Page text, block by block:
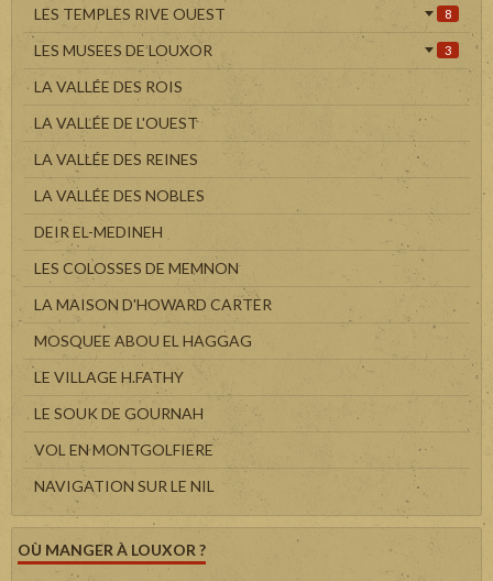
LES TEMPLES RIVE OUEST 8
LES MUSEES DE LOUXOR 3
LA VALLÉE DES ROIS
LA VALLÉE DE L'OUEST
LA VALLÉE DES REINES
LA VALLÉE DES NOBLES
DEIR EL-MEDINEH
LES COLOSSES DE MEMNON
LA MAISON D'HOWARD CARTER
MOSQUEE ABOU EL HAGGAG
LE VILLAGE H.FATHY
LE SOUK DE GOURNAH
VOL EN MONTGOLFIERE
NAVIGATION SUR LE NIL
OÙ MANGER À LOUXOR ?